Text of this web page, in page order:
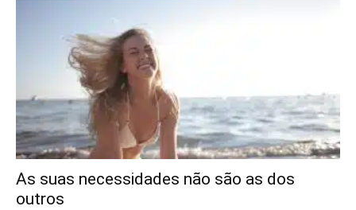
As suas necessidades não são as dos
outros